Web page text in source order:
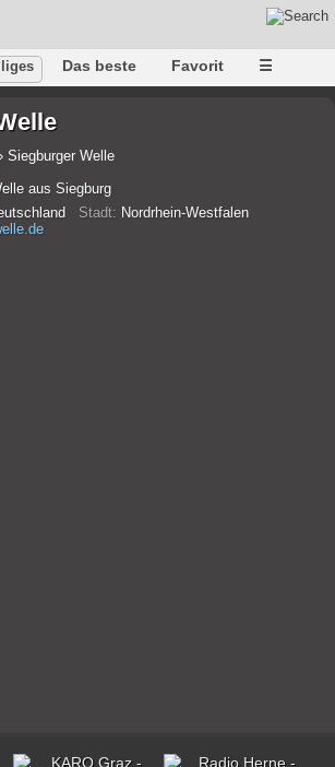
Das beste Favorit ☰
Siegburger Welle
aus Siegburg
Stadt: Nordrhein-Westfalen